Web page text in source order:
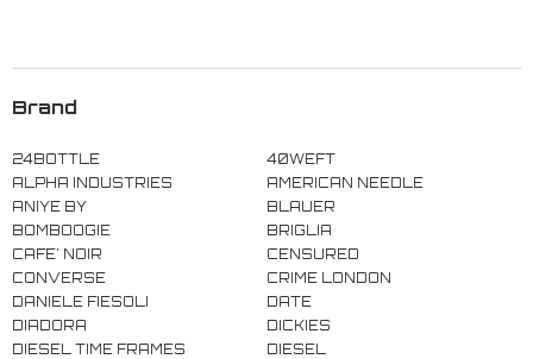
Brand
24BOTTLE
40WEFT
ALPHA INDUSTRIES
AMERICAN NEEDLE
ANIYE BY
BLAUER
BOMBOOGIE
BRIGLIA
CAFE' NOIR
CENSURED
CONVERSE
CRIME LONDON
DANIELE FIESOLI
DATE
DIADORA
DICKIES
DIESEL TIME FRAMES
DIESEL